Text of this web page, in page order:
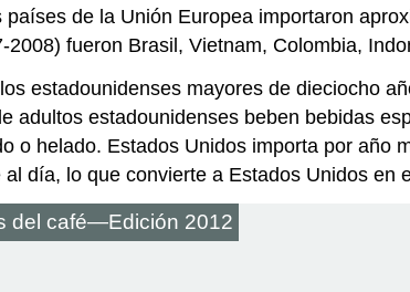
de la Unión Europea importaron
fueron Brasil, Vietnam, Colombia,
estadounidenses mayores de dieciocho
adultos estadounidenses beben bebidas
o helado. Estados Unidos importa por
día, lo que convierte a Estados Unidos
del café—Edición 2012